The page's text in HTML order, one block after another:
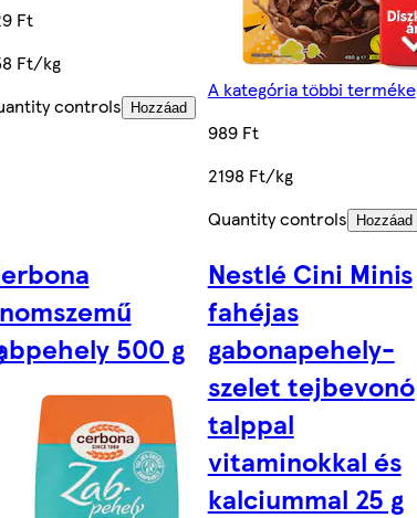
Ft
Ft/kg
controls
Hozzáad
A kategória többi terméke
989 Ft
2198 Ft/kg
Quantity controls
Hozzáad
500 g
Nestlé Cini Minis
fahéjas
gabonapehely-
szelet tejbevonó
talppal
vitaminokkal és
kalciummal 25 g